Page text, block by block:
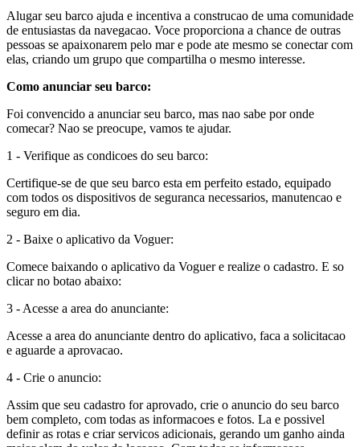
Alugar seu barco ajuda e incentiva a construcao de uma comunidade
de entusiastas da navegacao. Voce proporciona a chance de outras
pessoas se apaixonarem pelo mar e pode ate mesmo se conectar com
elas, criando um grupo que compartilha o mesmo interesse.
Como anunciar seu barco:
Foi convencido a anunciar seu barco, mas nao sabe por onde
comecar? Nao se preocupe, vamos te ajudar.
1 - Verifique as condicoes do seu barco:
Certifique-se de que seu barco esta em perfeito estado, equipado
com todos os dispositivos de seguranca necessarios, manutencao e
seguro em dia.
2 - Baixe o aplicativo da Voguer:
Comece baixando o aplicativo da Voguer e realize o cadastro. E so
clicar no botao abaixo:
3 - Acesse a area do anunciante:
Acesse a area do anunciante dentro do aplicativo, faca a solicitacao
e aguarde a aprovacao.
4 - Crie o anuncio:
Assim que seu cadastro for aprovado, crie o anuncio do seu barco
bem completo, com todas as informacoes e fotos. La e possivel
definir as rotas e criar servicos adicionais, gerando um ganho ainda